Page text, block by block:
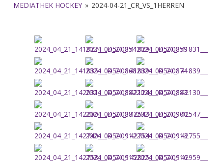
MEDIATHEK HOCKEY » 2024-04-21_CR_VS_1HERREN